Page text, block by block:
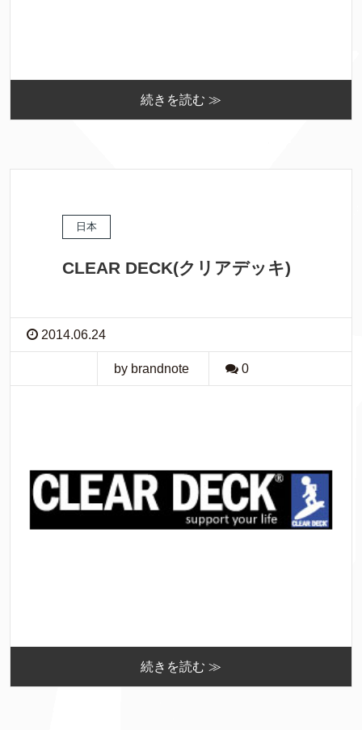
続きを読む ≫
日本
CLEAR DECK(クリアデッキ)
2014.06.24
by brandnote 0
続きを読む ≫